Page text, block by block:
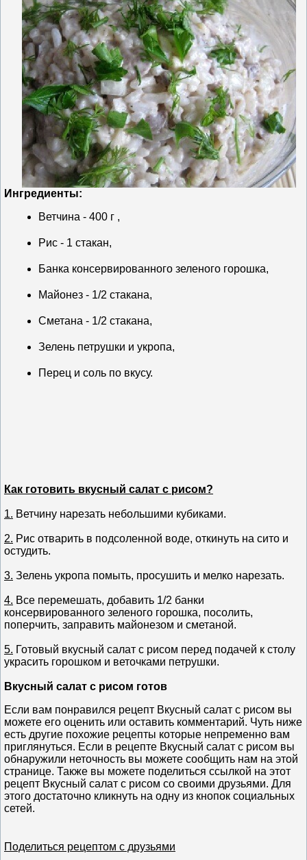
Ингредиенты:
Ветчина - 400 г ,
Рис - 1 стакан,
Банка консервированного зеленого горошка,
Майонез - 1/2 стакана,
Сметана - 1/2 стакана,
Зелень петрушки и укропа,
Перец и соль по вкусу.
Как готовить вкусный салат с рисом?
1. Ветчину нарезать небольшими кубиками.
2. Рис отварить в подсоленной воде, откинуть на сито и
остудить.
3. Зелень укропа помыть, просушить и мелко нарезать.
4. Все перемешать, добавить 1/2 банки
консервированного зеленого горошка, посолить,
поперчить, заправить майонезом и сметаной.
5. Готовый вкусный салат с рисом перед подачей к столу
украсить горошком и веточками петрушки.
Вкусный салат с рисом готов
Если вам понравился рецепт Вкусный салат с рисом вы
можете его оценить или оставить комментарий. Чуть ниже
есть другие похожие рецепты которые непременно вам
приглянуться. Если в рецепте Вкусный салат с рисом вы
обнаружили неточность вы можете сообщить нам на этой
странице. Также вы можете поделиться ссылкой на этот
рецепт Вкусный салат с рисом со своими друзьями. Для
этого достаточно кликнуть на одну из кнопок социальных
сетей.
Поделиться рецептом с друзьями